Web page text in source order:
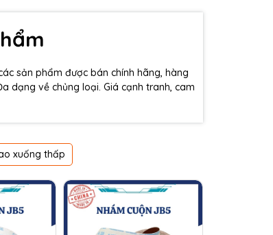
sản phẩm được bán chính hãng, hàng
dạng về chủng loại. Giá cạnh tranh, cam
xuống thấp